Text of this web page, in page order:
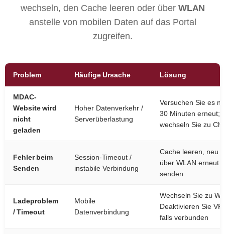
wechseln, den Cache leeren oder über WLAN
anstelle von mobilen Daten auf das Portal
zugreifen.
Problem Häufige Ursache Lösung
MDAC-
Website wird
nicht
geladen
Hoher Datenverkehr /
Serverüberlastung
Versuchen Sie es
30 Minuten erneut;
wechseln Sie zu
Fehler beim
Senden
Session-Timeout /
instabile Verbindung
Cache leeren, neu
über WLAN erneut
senden
Ladeproblem
/ Timeout
Mobile
Datenverbindung
Wechseln Sie zu
Deaktivieren Sie
falls verbunden